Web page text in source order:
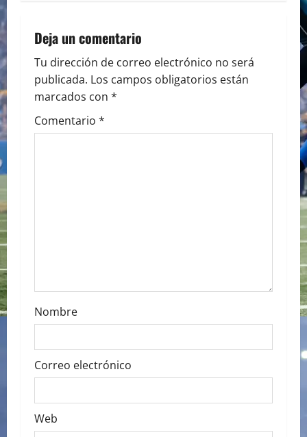
a
v
i
g
Deja un comentario
Tu dirección de correo electrónico no será
publicada. Los campos obligatorios están
marcados con *
Comentario *
Nombre
Correo electrónico
Web